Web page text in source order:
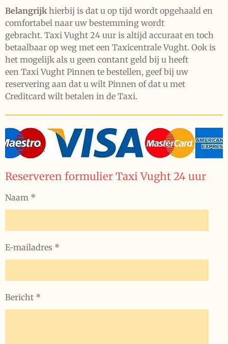
Belangrijk hierbij is dat u op tijd wordt opgehaald en
comfortabel naar uw bestemming wordt
gebracht. Taxi Vught 24 uur is altijd accuraat en toch
betaalbaar op weg met een Taxicentrale Vught. Ook is
het mogelijk als u geen contant geld bij u heeft
een Taxi Vught Pinnen te bestellen, geef bij uw
reservering aan dat u wilt Pinnen of dat u met
Creditcard wilt betalen in de Taxi.
Reserveren formulier Taxi Vught 24 uur
Naam *
E-mailadres *
Bericht *